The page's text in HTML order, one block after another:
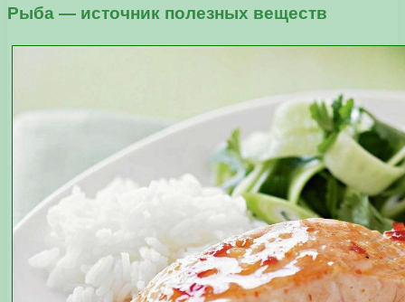
Рыба — источник полезных веществ